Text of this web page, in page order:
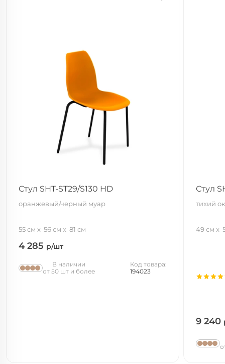
Стул SHT-ST29/S130 HD
оранжевый/черный муар
55 см 56 см 81 см
4 285 р/шт
В наличии
от 50 шт и более
Код товара:
194023
Стул
тихий
49 см
9 240